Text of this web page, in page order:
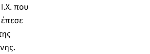
που